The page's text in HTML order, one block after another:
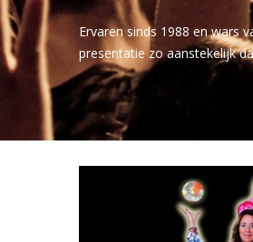
Ervaren sinds 1988 en wars
presentatie zo aanstekelijk